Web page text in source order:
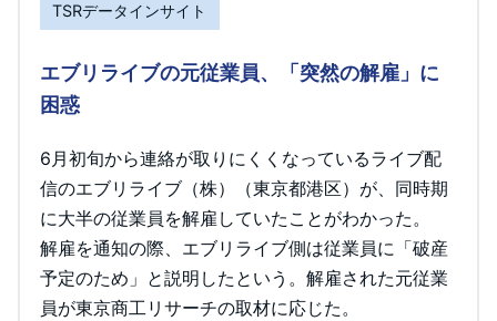
TSRデータインサイト
エブリライブの元従業員、「突然の解雇」に
困惑
6月初旬から連絡が取りにくくなっているライブ配
信のエブリライブ（株）（東京都港区）が、同時期
に大半の従業員を解雇していたことがわかった。
解雇を通知の際、エブリライブ側は従業員に「破産
予定のため」と説明したという。解雇された元従業
員が東京商工リサーチの取材に応じた。